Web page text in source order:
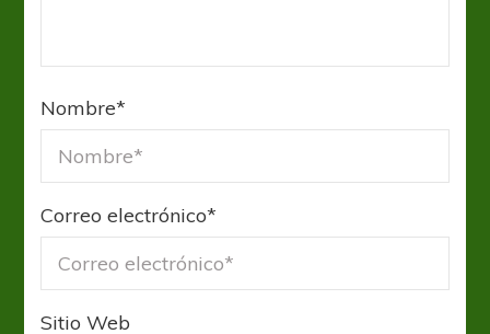
Nombre*
Correo electrónico*
Sitio Web